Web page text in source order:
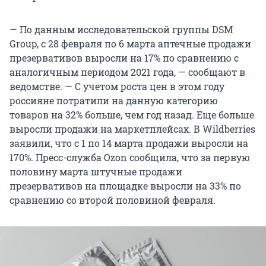
— По данным исследовательской группы DSM
Group, с 28 февраля по 6 марта аптечные продажи
презервативов выросли на 17% по сравнению с
аналогичным периодом 2021 года, — сообщают в
ведомстве. — С учетом роста цен в этом году
россияне потратили на данную категорию
товаров на 32% больше, чем год назад. Еще больше
выросли продажи на маркетплейсах. В Wildberries
заявили, что с 1 по 14 марта продажи выросли на
170%. Пресс-служба Ozon сообщила, что за первую
половину марта штучные продажи
презервативов на площадке выросли на 33% по
сравнению со второй половиной февраля.